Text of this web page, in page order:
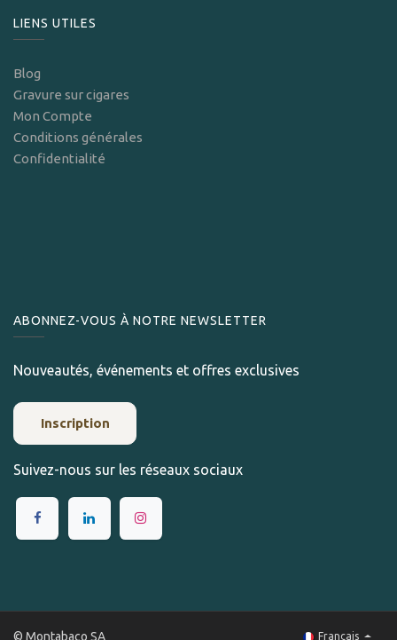
LIENS UTILES
Blog
Gravure sur cigares
Mon Compte
Conditions générales
Confidentialité
ABONNEZ-VOUS À NOTRE NEWSLETTER
Nouveautés, événements et offres exclusives
Inscription
Suivez-nous sur les réseaux sociaux
© Montabaco SA Français